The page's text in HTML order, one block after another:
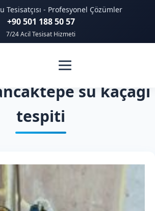
Tesisatçısı - Profesyonel Çözümler
+90 501 188 50 57
7/24 Acil Tesisat Hizmeti
su kaçağı
tespiti